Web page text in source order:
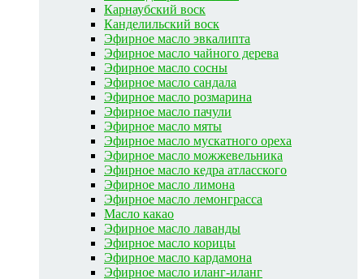
Карнаубский воск
Канделильский воск
Эфирное масло эвкалипта
Эфирное масло чайного дерева
Эфирное масло сосны
Эфирное масло сандала
Эфирное масло розмарина
Эфирное масло пачули
Эфирное масло мяты
Эфирное масло мускатного ореха
Эфирное масло можжевельника
Эфирное масло кедра атласского
Эфирное масло лимона
Эфирное масло лемонграсса
Масло какао
Эфирное масло лаванды
Эфирное масло корицы
Эфирное масло кардамона
Эфирное масло иланг-иланг